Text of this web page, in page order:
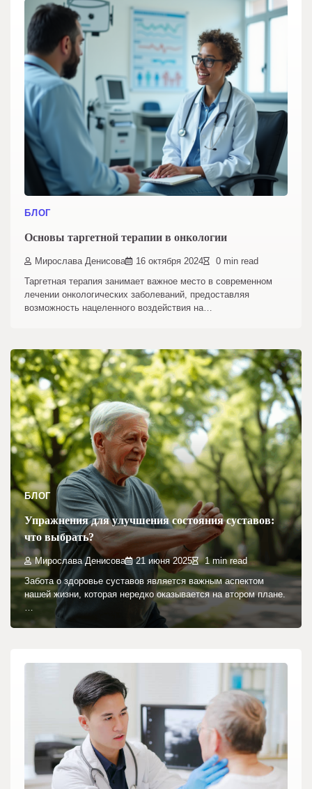
БЛОГ
Основы таргетной терапии в онкологии
Мирослава Денисова 16 октября 2024 0 min read
Таргетная терапия занимает важное место в современном
лечении онкологических заболеваний, предоставляя
возможность нацеленного воздействия на…
БЛОГ
Упражнения для улучшения состояния суставов:
что выбрать?
Мирослава Денисова 21 июня 2025 1 min read
Забота о здоровье суставов является важным аспектом
нашей жизни, которая нередко оказывается на втором плане.
…